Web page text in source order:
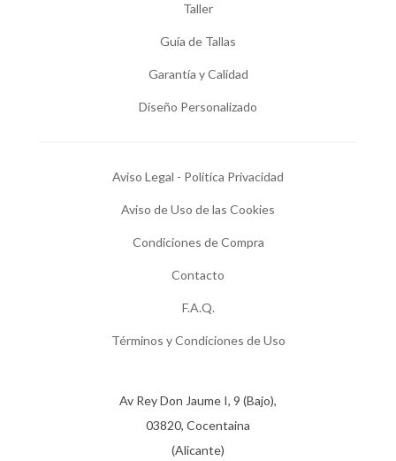
Taller
Guía de Tallas
Garantía y Calidad
Diseño Personalizado
Aviso Legal - Política Privacidad
Aviso de Uso de las Cookies
Condiciones de Compra
Contacto
F.A.Q.
Términos y Condiciones de Uso
Av Rey Don Jaume I, 9 (Bajo),
03820, Cocentaina
(Alicante)